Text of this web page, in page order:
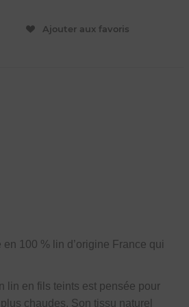
Ajouter aux favoris
en 100 % lin d’origine France qui
lin en fils teints est pensée pour
chaudes. Son tissu naturel